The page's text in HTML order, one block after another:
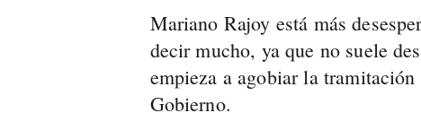
Mariano Rajoy está más
decir mucho, ya que no suele
empieza a agobiar la
Gobierno.